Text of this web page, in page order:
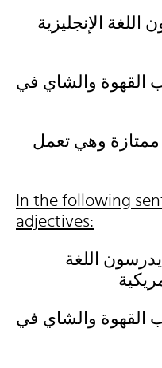
الإنجليزية
القهوة والشاي في
وهي تعمل
In the following
adjectives:
اللغة
القهوة والشاي في